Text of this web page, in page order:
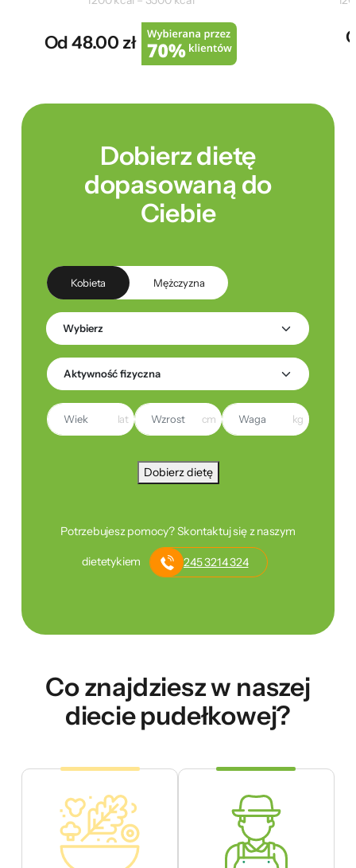
Od 48.00 zł
Dobierz dietę
dopasowaną do
Ciebie
Kobieta Mężczyzna
lat cm kg
Dobierz dietę
Potrzebujesz pomocy? Skontaktuj się z naszym
dietetykiem 245 3214 324
Co znajdziesz w naszej
diecie pudełkowej?